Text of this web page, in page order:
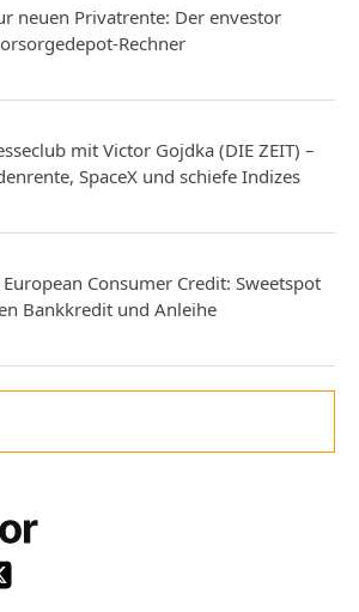
neuen Privatrente: Der envestor
Rechner
mit Victor Gojdka (DIE ZEIT) –
SpaceX und schiefe Indizes
Consumer Credit: Sweetspot
Bankkredit und Anleihe